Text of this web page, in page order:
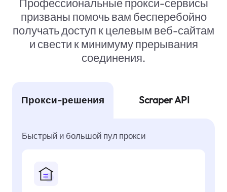
Профессиональные прокси-сервисы
призваны помочь вам бесперебойно
получать доступ к целевым веб-сайтам
и свести к минимуму прерывания
соединения.
Прокси-решения Scraper API
Быстрый и большой пул прокси